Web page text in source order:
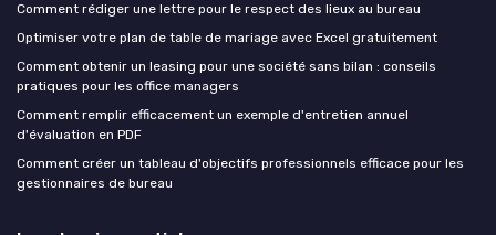
Comment rédiger une lettre pour le respect des lieux au bureau
Optimiser votre plan de table de mariage avec Excel gratuitement
Comment obtenir un leasing pour une société sans bilan : conseils
pratiques pour les office managers
Comment remplir efficacement un exemple d'entretien annuel
d'évaluation en PDF
Comment créer un tableau d'objectifs professionnels efficace pour les
gestionnaires de bureau